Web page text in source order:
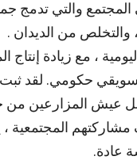
المجتمع والتي تدمج
والتخلص من الديدان .
، مع زيادة إنتاج
حكومي. لقد ثبت
عيش المزارعين من
المجتمعية
عادة.